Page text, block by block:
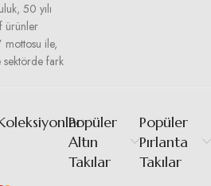
50 yılı
ürünler
mottosu ile,
sektörde fark
Popüler
Altın
Takılar
Popüler
Pırlanta
Takılar